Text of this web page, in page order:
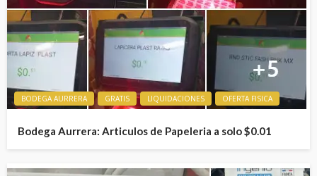
BODEGA AURRERA GRATIS LIQUIDACIONES OFERTA FISICA
Bodega Aurrera: Articulos de Papeleria a solo $0.01